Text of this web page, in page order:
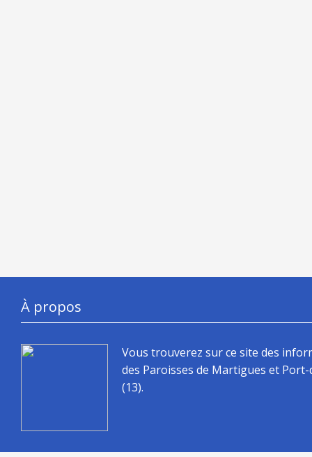
À propos
Vous trouverez sur ce site des
des Paroisses de Martigues et
(13).